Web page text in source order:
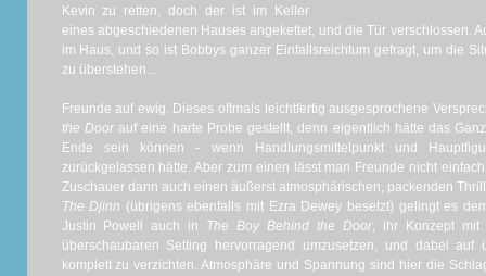
Kevin zu retten, doch der ist im Keller
eines abgeschiedenen Hauses angekettet, und die Tür verschlossen.
im Haus, und so ist Bobbys ganzer Einfallsreichtum gefragt, um die
zu überstehen...
Freunde auf ewig. Dieses oftmals leichtfertig ausgesprochene
the Doorauf eine harte Probe gestellt, denn eigentlich hätte das
Ende sein können - wenn Handlungsmittelpunkt und
zurückgelassen hätte. Aber zum einen lässt man Freunde nicht
Zuschauer dann auch einen äußerst atmosphärischen, packenden
The Djinn (übrigens ebenfalls mit Ezra Dewey besetzt) gelingt es
Justin Powell auch in The Boy Behind the Door, ihr Konzept mit
überschaubaren Setting hervorragend umzusetzen, und dabei auf
komplett zu verzichten. Atmosphäre und Spannung sind hier die